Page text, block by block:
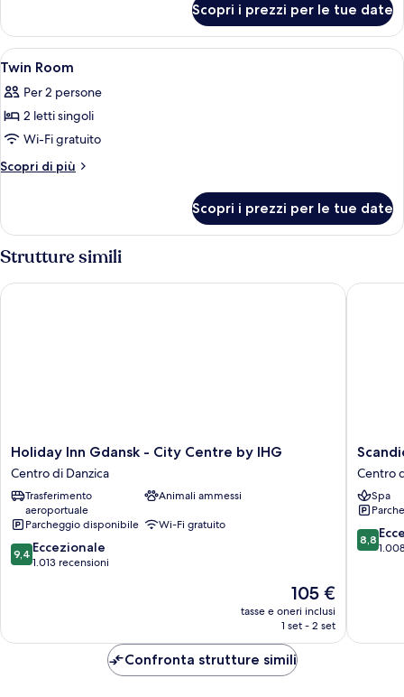
queen
(Connecting
Rooms)
familiare,
letto
(Connecting
Rooms)
Scopri i prezzi per le tue date
Apri
tutte
le
foto
per
Twin
Una camera d'albergo con due letti,
7
Twin Room
Per 2 persone
2 letti singoli
Wi-Fi gratuito
Scopri di più
Altri
Room
Scopri i prezzi per le tue date
Strutture simili
Holiday
Inn
Gdansk
-
City
Centre
by
IHG
Holiday Inn Gdansk - City Centre by IHG
Centro di Danzica
Trasferimento
aeroportuale
Animali ammessi
Parcheggio disponibile
Wi-Fi gratuito
9.4
su
9,4 Eccezionale
1.013 recensioni
Il
prezzo
attuale
105 €
105 €
tasse e oneri inclusi
1 set - 2 set
Holiday Inn Gdansk - City Centre by IHG
Scandic
Gdansk
Centro
di
Danzica
Centro
Spa
8.8
su
8,8
Scandic
Confronta strutture simili